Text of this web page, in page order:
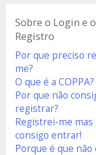
Sobre o Login e o
Registro
Por que preciso
me?
O que é a COPPA?
Por que não
registrar?
Registrei-me mas
consigo entrar!
Porque é que não